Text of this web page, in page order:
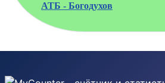
АТБ - Богодухов